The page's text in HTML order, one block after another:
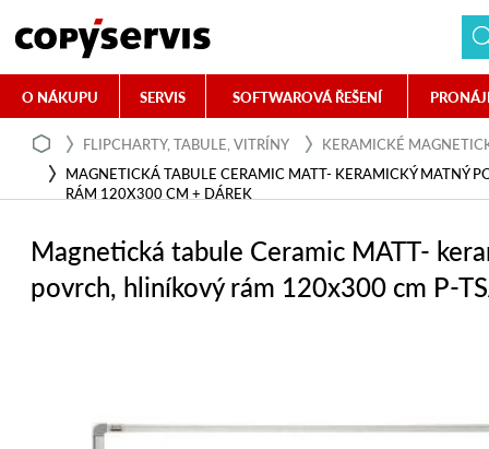
O NÁKUPU SERVIS SOFTWAROVÁ ŘEŠENÍ
FLIPCHARTY, TABULE, VITRÍNY
KERAMICKÉ
MAGNETICKÁ TABULE CERAMIC MATT- KERAMICKÝ MATNÝ
RÁM 120X300 CM + DÁREK
Magnetická tabule Ceramic MATT-
povrch, hliníkový rám 120x300 cm P-